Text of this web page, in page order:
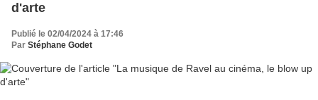
d'arte
Publié le 02/04/2024 à 17:46
Par Stéphane Godet